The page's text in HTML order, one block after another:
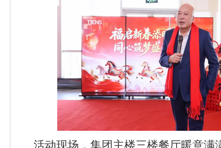
活动现场，集团主楼三楼餐厅暖意满